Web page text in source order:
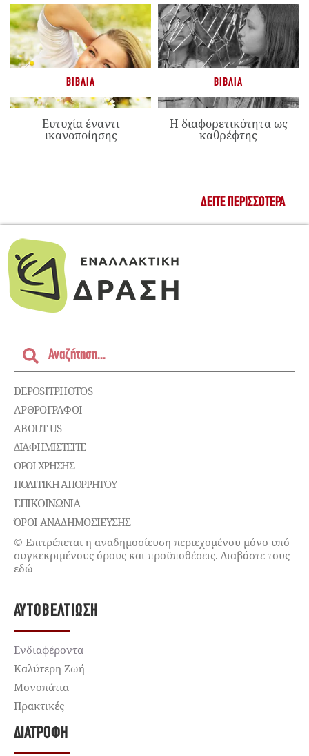
ΒΙΒΛΊΑ
Ευτυχία έναντι
ικανοποίησης
ΒΙΒΛΊΑ
Η διαφορετικότητα ως
καθρέφτης
ΔΕΊΤΕ ΠΕΡΙΣΣΌΤΕΡΑ
DEPOSITPHOTOS
ΑΡΘΡΟΓΡΑΦΟΙ
ABOUT US
ΔΙΑΦΗΜΙΣΤΕΊΤΕ
ΌΡΟΙ ΧΡΉΣΗΣ
ΠΟΛΙΤΙΚΉ ΑΠΟΡΡΉΤΟΥ
ΕΠΙΚΟΙΝΩΝΊΑ
ΌΡΟΙ ΑΝΑΔΗΜΟΣΙΕΥΣΗΣ
© Επιτρέπεται η αναδημοσίευση περιεχομένου μόνο υπό
συγκεκριμένους όρους και προϋποθέσεις. Διαβάστε τους
εδώ
ΑΥΤΟΒΕΛΤΊΩΣΗ
Ενδιαφέροντα
Καλύτερη Ζωή
Μονοπάτια
Πρακτικές
ΔΙΑΤΡΟΦΉ